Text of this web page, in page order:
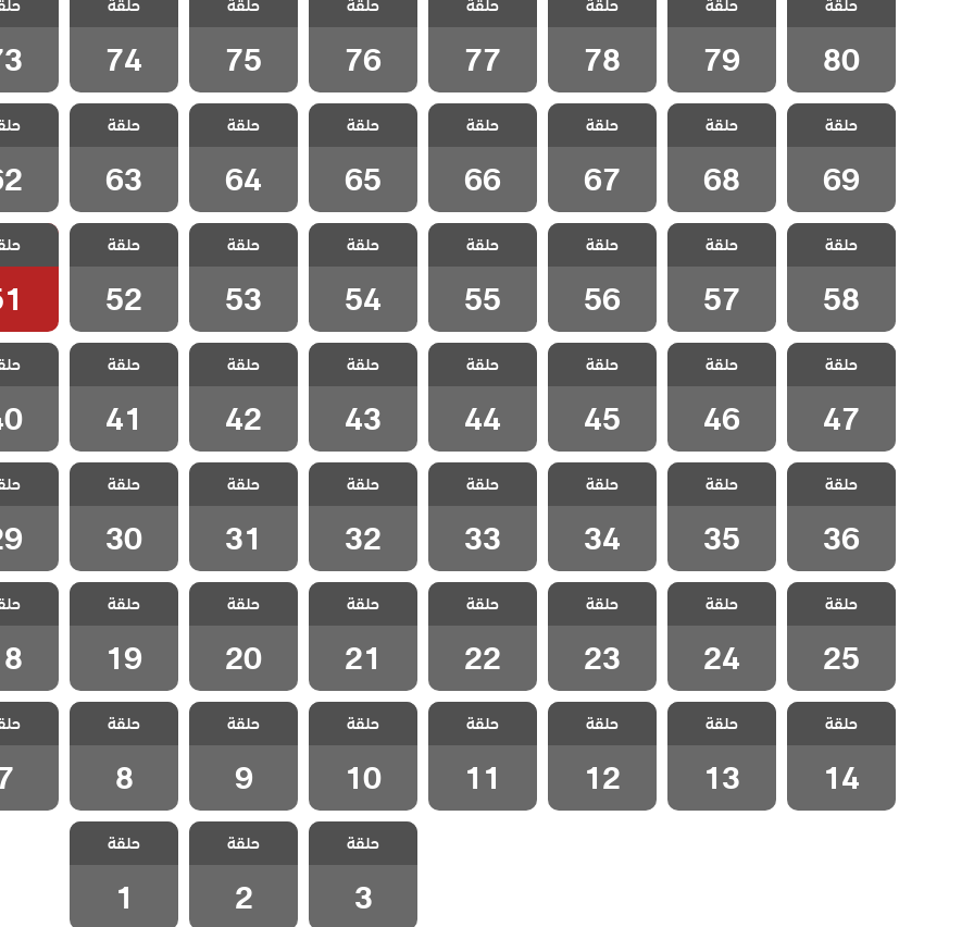
الحلقة 80
80
الحلقة 79
79
الحلقة 78
78
الحلقة 77
77
الحلقة 76
76
الحلقة 75
75
الحلقة 74
74
مسلسل اتصل
بوكيلي مدبلج
الحلقة 69
حلقة
69
مسلسل اتصل
بوكيلي مدبلج
الحلقة 68
حلقة
68
مسلسل اتصل
بوكيلي مدبلج
الحلقة 67
حلقة
67
مسلسل اتصل
بوكيلي مدبلج
الحلقة 66
حلقة
66
مسلسل اتصل
بوكيلي مدبلج
الحلقة 65
حلقة
65
مسلسل اتصل
بوكيلي مدبلج
الحلقة 64
حلقة
64
مسلسل اتصل
بوكيلي مدبلج
الحلقة 63
حلقة
63
مسلسل اتصل
بوكيلي مدبلج
الحلقة 58
حلقة
58
مسلسل اتصل
بوكيلي مدبلج
الحلقة 57
حلقة
57
مسلسل اتصل
بوكيلي مدبلج
الحلقة 56
حلقة
56
مسلسل اتصل
بوكيلي مدبلج
الحلقة 55
حلقة
55
مسلسل اتصل
بوكيلي مدبلج
الحلقة 54
حلقة
54
مسلسل اتصل
بوكيلي مدبلج
الحلقة 53
حلقة
53
مسلسل اتصل
بوكيلي مدبلج
الحلقة 52
حلقة
52
مسلسل اتصل
بوكيلي مدبلج
الحلقة 47
حلقة
47
مسلسل اتصل
بوكيلي مدبلج
الحلقة 46
حلقة
46
مسلسل اتصل
بوكيلي مدبلج
الحلقة 45
حلقة
45
مسلسل اتصل
بوكيلي مدبلج
الحلقة 44
حلقة
44
مسلسل اتصل
بوكيلي مدبلج
الحلقة 43
حلقة
43
مسلسل اتصل
بوكيلي مدبلج
الحلقة 42
حلقة
42
مسلسل اتصل
بوكيلي مدبلج
الحلقة 41
حلقة
41
مسلسل اتصل
بوكيلي مدبلج
الحلقة 36
حلقة
36
مسلسل اتصل
بوكيلي مدبلج
الحلقة 35
حلقة
35
مسلسل اتصل
بوكيلي مدبلج
الحلقة 34
حلقة
34
مسلسل اتصل
بوكيلي مدبلج
الحلقة 33
حلقة
33
مسلسل اتصل
بوكيلي مدبلج
الحلقة 32
حلقة
32
مسلسل اتصل
بوكيلي مدبلج
الحلقة 31
حلقة
31
مسلسل اتصل
بوكيلي مدبلج
الحلقة 30
حلقة
30
مسلسل اتصل
بوكيلي مدبلج
الحلقة 25
حلقة
25
مسلسل اتصل
بوكيلي مدبلج
الحلقة 24
حلقة
24
مسلسل اتصل
بوكيلي مدبلج
الحلقة 23
حلقة
23
مسلسل اتصل
بوكيلي مدبلج
الحلقة 22
حلقة
22
مسلسل اتصل
بوكيلي مدبلج
الحلقة 21
حلقة
21
مسلسل اتصل
بوكيلي مدبلج
الحلقة 20
حلقة
20
مسلسل اتصل
بوكيلي مدبلج
الحلقة 19
حلقة
19
مسلسل اتصل
بوكيلي مدبلج
الحلقة 14
حلقة
14
مسلسل اتصل
بوكيلي مدبلج
الحلقة 13
حلقة
13
مسلسل اتصل
بوكيلي مدبلج
الحلقة 12
حلقة
12
مسلسل اتصل
بوكيلي مدبلج
الحلقة 11
حلقة
11
مسلسل اتصل
بوكيلي مدبلج
الحلقة 10
حلقة
10
مسلسل اتصل
بوكيلي مدبلج
الحلقة 9
حلقة
9
مسلسل اتصل
بوكيلي مدبلج
الحلقة 8
حلقة
8
مسلسل اتصل
بوكيلي مدبلج
الحلقة 3
حلقة
3
مسلسل اتصل
بوكيلي مدبلج
الحلقة 2
حلقة
2
مسلسل اتصل
بوكيلي مدبلج
الحلقة 1
حلقة
1